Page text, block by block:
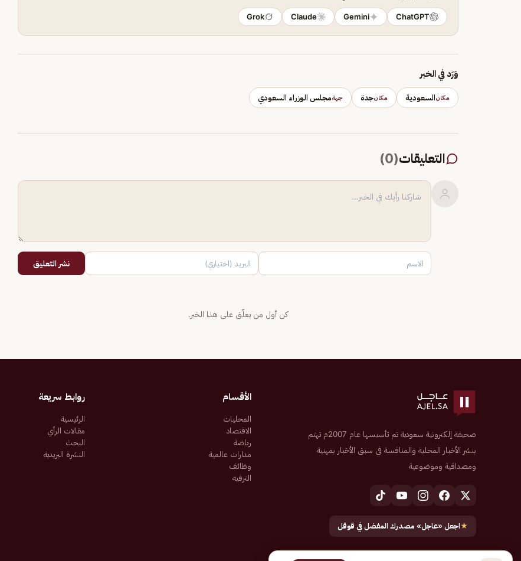
ChatGPT
Gemini
Claude
Grok
وَرَد في الخبر
مكانالسعودية مكانجدة جهةمجلس الوزراء السعودي
التعليقات(
0
)
نشر التعليق
كن أول من يعلّق على هذا الخبر.
صحيفة إلكترونية سعودية تم تأسيسها عام 2007م تهتم
بنشر الأخبار المحلية والمنافسة في سبق الأخبار بمهنية
ومصداقية وموضوعية
★اجعل «عاجل» مصدرك المفضل في قوقل
الأقسام
المحليات
الاقتصاد
رياضة
مدارات عالمية
وظائف
الترفيه
روابط سريعة
الرئيسية
مقالات الرأي
البحث
النشرة البريدية